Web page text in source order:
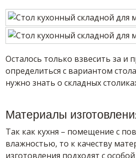
Осталось только взвесить за и
определиться с вариантом
нужно знать о складных
Материалы
Так как кухня – помещение с
влажностью, то к качеству
изготовления подходят с